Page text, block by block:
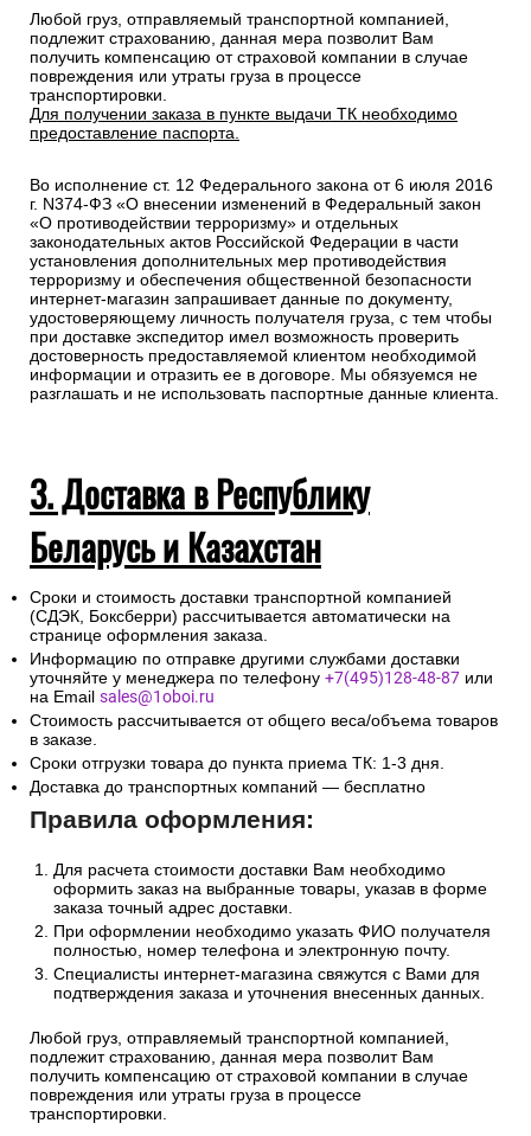
Любой груз, отправляемый транспортной компанией,
подлежит страхованию, данная мера позволит Вам
получить компенсацию от страховой компании в случае
повреждения или утраты груза в процессе
транспортировки.
Для получении заказа в пункте выдачи ТК необходимо
предоставление паспорта.
Во исполнение ст. 12 Федерального закона от 6 июля 2016
г. N374-ФЗ «О внесении изменений в Федеральный закон
«О противодействии терроризму» и отдельных
законодательных актов Российской Федерации в части
установления дополнительных мер противодействия
терроризму и обеспечения общественной безопасности
интернет-магазин запрашивает данные по документу,
удостоверяющему личность получателя груза, с тем чтобы
при доставке экспедитор имел возможность проверить
достоверность предоставляемой клиентом необходимой
информации и отразить ее в договоре. Мы обязуемся не
разглашать и не использовать паспортные данные клиента.
3. Доставка в Республику
Беларусь и Казахстан
Сроки и стоимость доставки транспортной компанией
(СДЭК, Боксберри) рассчитывается автоматически на
странице оформления заказа.
Информацию по отправке другими службами доставки
уточняйте у менеджера по телефону +7(495)128-48-87 или
на Email sales@1oboi.ru
Стоимость рассчитывается от общего веса/объема товаров
в заказе.
Сроки отгрузки товара до пункта приема ТК: 1-3 дня.
Доставка до транспортных компаний — бесплатно
Правила оформления:
Для расчета стоимости доставки Вам необходимо
оформить заказ на выбранные товары, указав в форме
заказа точный адрес доставки.
При оформлении необходимо указать ФИО получателя
полностью, номер телефона и электронную почту.
Специалисты интернет-магазина свяжутся с Вами для
подтверждения заказа и уточнения внесенных данных.
Любой груз, отправляемый транспортной компанией,
подлежит страхованию, данная мера позволит Вам
получить компенсацию от страховой компании в случае
повреждения или утраты груза в процессе
транспортировки.